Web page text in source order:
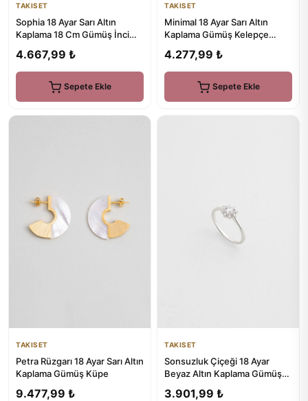
TAKISET
Sophia 18 Ayar Sarı Altın
Kaplama 18 Cm Gümüş İnci
4.667,99 ₺
Sepete Ekle
TAKISET
Minimal 18 Ayar Sarı Altın
Kaplama Gümüş Kelepçe
4.277,99 ₺
Sepete Ekle
TAKISET
Petra Rüzgarı 18 Ayar Sarı Altın
Kaplama Gümüş Küpe
9.477,99 ₺
TAKISET
Sonsuzluk Çiçeği 18 Ayar
Beyaz Altın Kaplama Gümüş
3.901,99 ₺